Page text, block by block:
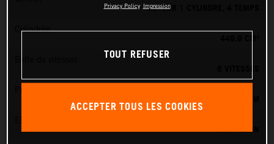
MOTEUR 1 CYLINDRE, 4 TEMPS
Cylindrée
KEIHIN EFI, CORPS DE PAPILLON 42 MM
EMS KEIHIN
Privacy Policy Impression
TOUT REFUSER
ACCEPTER TOUS LES COOKIES